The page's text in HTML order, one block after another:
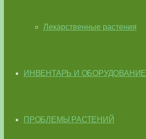
Лекарственные растения
ИНВЕНТАРЬ И ОБОРУДОВАНИЕ
ПРОБЛЕМЫ РАСТЕНИЙ